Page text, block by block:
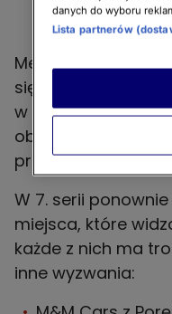
Mechanicy
się pod maską:
w określony
objawy i jak
przyczyny.
W 7. serii
miejsca, które
każde z nich ma
inne wyzwania:
danych do wyboru
Lista partnerów